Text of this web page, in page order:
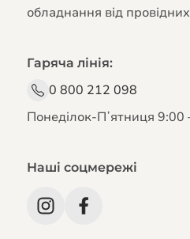
обладнання від
Гаряча лінія:
0 800 212 098
Понеділок-Пʼятниця 9:00
Наші соцмережі